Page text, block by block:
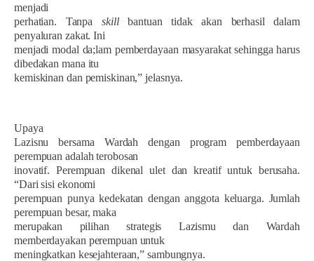
menjadi
perhatian. Tanpa skillbantuan tidak akan berhasil dalam
penyaluran zakat. Ini
menjadi modal da;lam pemberdayaan masyarakat sehingga harus
dibedakan mana itu
kemiskinan dan pemiskinan,” jelasnya.
Upaya
Lazisnu bersama Wardah dengan program pemberdayaan
perempuan adalah terobosan
inovatif. Perempuan dikenal ulet dan kreatif untuk berusaha.
“Dari sisi ekonomi
perempuan punya kedekatan dengan anggota keluarga. Jumlah
perempuan besar, maka
merupakan pilihan strategis Lazismu dan Wardah
memberdayakan perempuan untuk
meningkatkan kesejahteraan,” sambungnya.